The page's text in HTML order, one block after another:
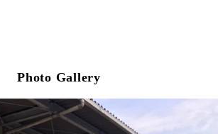
Photo Gallery